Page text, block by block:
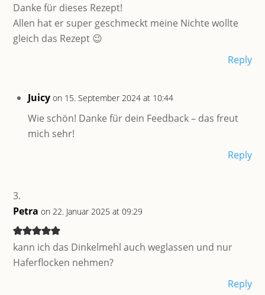
Danke für dieses Rezept!
Allen hat er super geschmeckt meine Nichte wollte
gleich das Rezept 😉
Reply
Juicy on 15. September 2024 at 10:44
Wie schön! Danke für dein Feedback – das freut
mich sehr!
Reply
Petra on 22. Januar 2025 at 09:29
kann ich das Dinkelmehl auch weglassen und nur
Haferflocken nehmen?
Reply